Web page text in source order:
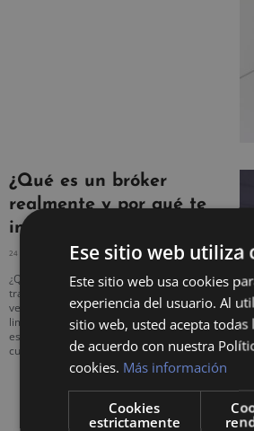
¿Qué es un bróker
realmente y por qué te
interesa contar con uno?
24 DICIEMBRE, 2020 NO HAY COMENTARIOS
¿Quieres saber qué es un broker? Se
trata de un intermediario entre
vendedores y compradores. No está
limitado a un ámbito o sector en
específico, sino que puede aplicarse a
cualquiera.
Ese sitio web utiliza
Este sitio web usa cookies
experiencia del usuario. Al
sitio web, usted acepta todas
de acuerdo con nuestra
cookies. Más información
Cookies
estrictamente